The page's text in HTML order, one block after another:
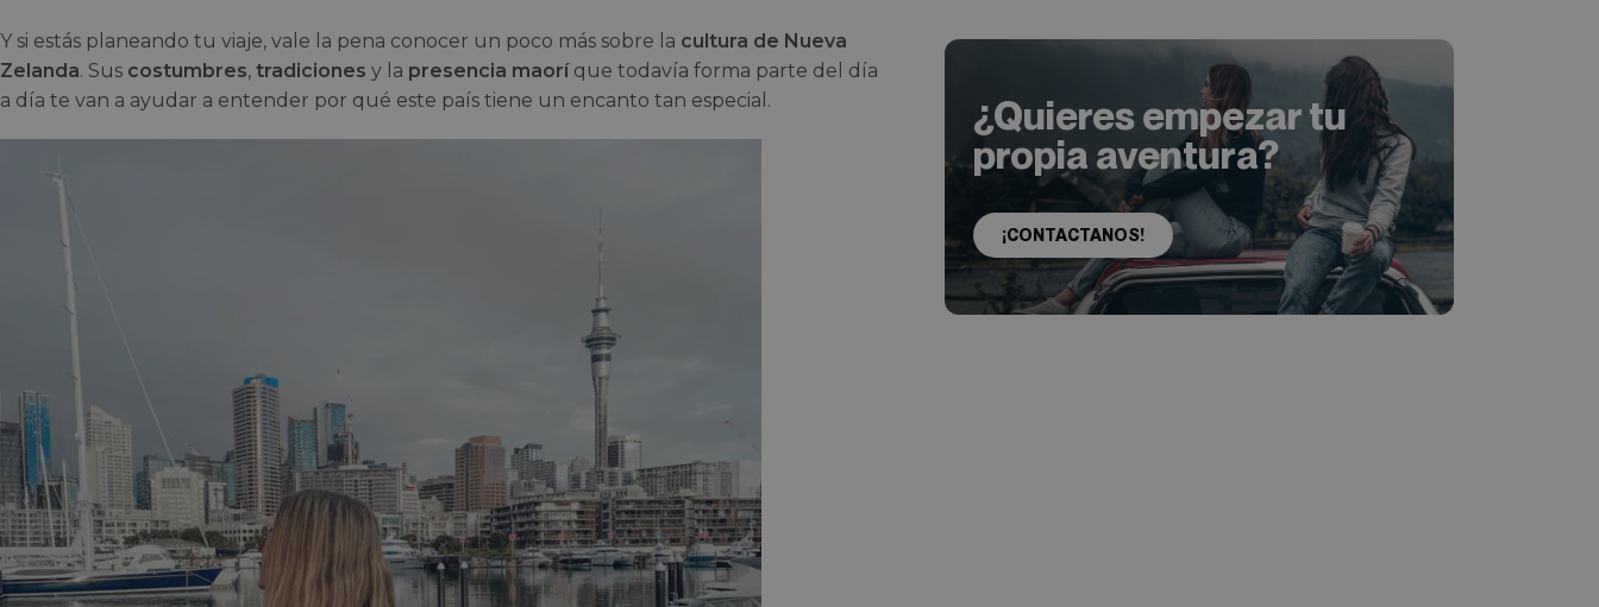
Y si estás planeando tu viaje, vale la pena conocer un poco más sobre la cultura de Nueva
Zelanda. Sus costumbres, tradiciones y la presencia maoríque todavía forma parte del día
a día te van a ayudar a entender por qué este país tiene un encanto tan especial.
¿Quieres empezar tu
propia aventura?
¡CONTACTANOS!